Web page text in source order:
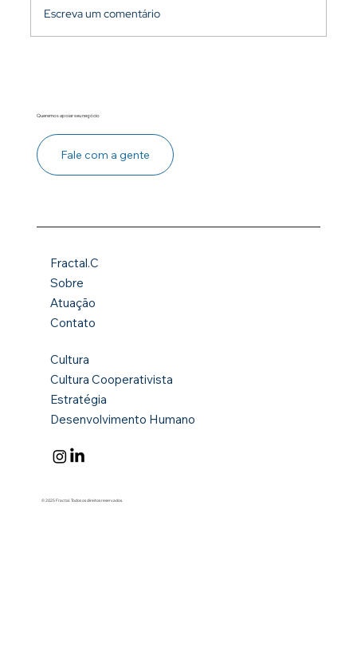
Escreva um comentário
Queremos apoiar seu negócio
Fale com a gente
Fractal.C
Sobre
Atuação
Contato
Cultura
Cultura Cooperativista
Estratégia
Desenvolvimento Humano
© 2025 Fractal. Todos os direitos reservados.